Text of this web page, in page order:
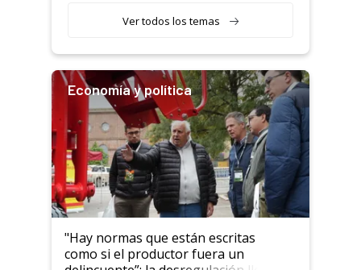
Ver todos los temas
Economía y política
"Hay normas que están escritas
como si el productor fuera un